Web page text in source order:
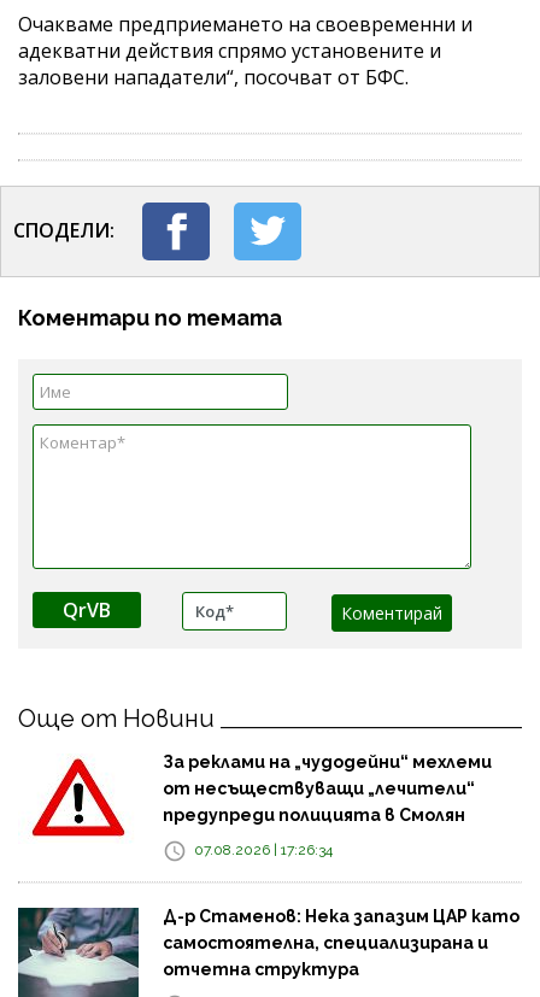
Очакваме предприемането на своевременни и
адекватни действия спрямо установените и
заловени нападатели“, посочват от БФС.
СПОДЕЛИ:
Коментари по темата
QrVB
Още от Новини
За реклами на „чудодейни“ мехлеми
от несъществуващи „лечители“
предупреди полицията в Смолян
07.08.2026 | 17:26:34
Д-р Стаменов: Нека запазим ЦАР като
самостоятелна, специализирана и
отчетна структура